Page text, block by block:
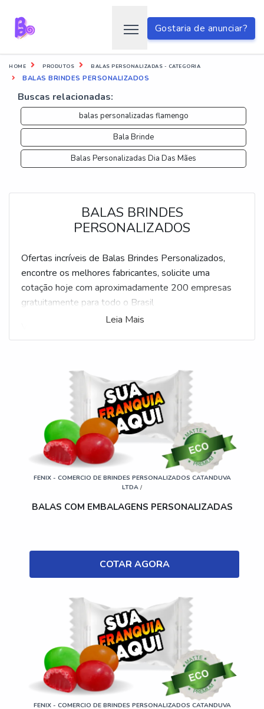
Gostaria de anunciar?
HOME PRODUTOS BALAS PERSONALIZADAS - CATEGORIA
BALAS BRINDES PERSONALIZADOS
Buscas relacionadas:
balas personalizadas flamengo
Bala Brinde
Balas Personalizadas Dia Das Mães
BALAS BRINDES
PERSONALIZADOS
Ofertas incríveis de Balas Brindes Personalizados,
encontre os melhores fabricantes, solicite uma
cotação hoje com aproximadamente 200 empresas
gratuitamente para todo o Brasil
Balas Personalizadas
Leia Mais
FENIX - COMERCIO DE BRINDES PERSONALIZADOS CATANDUVA
LTDA /
BALAS COM EMBALAGENS PERSONALIZADAS
COTAR AGORA
FENIX - COMERCIO DE BRINDES PERSONALIZADOS CATANDUVA